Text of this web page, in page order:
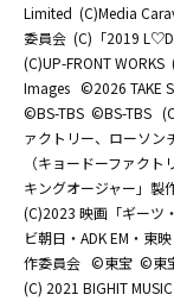
Limited (C)Media
委員会 (C)「2019
(C)UP-FRONT WORKS
Images ©2026 TAKE
©BS-TBS ©BS-TBS
ァクトリー、ローソン
（キョードーファクト
キングオージャー」製
(C)2023 映画「ギーツ
ビ朝日・ADK EM・東映
作委員会 ©東宝 ©東
(C) 2021 BIGHIT